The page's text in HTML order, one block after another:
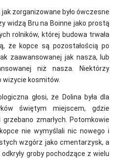
zorganizowane było ówczesne
widzą Bru na Boinne jako prostą
rolników, której budowa trwała
że kopce są pozostałością po
zaawansowanej jak nasza, lub
niż nasza. Niektórzy
kosmitów.
głosi, że Dolina była dla
świętym miejscem, gdzie
zmarłych. Potomkowie
nie wymyślali nic nowego i
wzgórz jako cmentarzysk, a
groby pochodzące z wielu